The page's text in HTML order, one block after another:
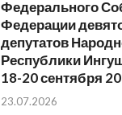
Федерального
Федерации
депутатов
Республики
18-20 сентября
23.07.2026